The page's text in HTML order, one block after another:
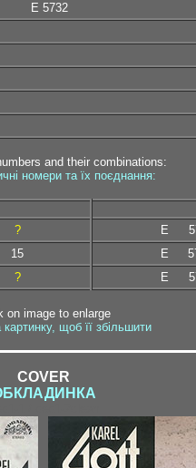
E 5732
and their combinations:
номери та їх поєднання:
? E
15 E
? E
on image to enlarge
картинку, щоб її збільшити
COVER